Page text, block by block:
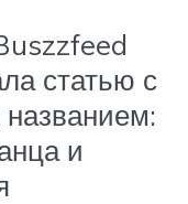
статью с
и